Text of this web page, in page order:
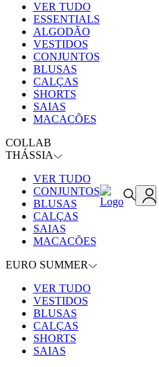
VER TUDO
ESSENTIALS
ALGODÃO
VESTIDOS
CONJUNTOS
BLUSAS
CALÇAS
SHORTS
SAIAS
MACACÕES
COLLAB
THÁSSIA
VER TUDO
CONJUNTOS
BLUSAS
CALÇAS
SAIAS
MACACÕES
EURO SUMMER
VER TUDO
VESTIDOS
BLUSAS
CALÇAS
SHORTS
SAIAS